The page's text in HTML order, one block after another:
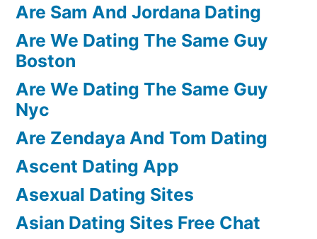
Are Sam And Jordana Dating
Are We Dating The Same Guy
Boston
Are We Dating The Same Guy
Nyc
Are Zendaya And Tom Dating
Ascent Dating App
Asexual Dating Sites
Asian Dating Sites Free Chat